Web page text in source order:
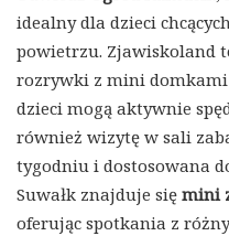
idealny dla dzieci
powietrzu. Zjawiskoland
rozrywki z mini
dzieci mogą aktywnie
również wizytę w sali
tygodniu i dostosowana
Suwałk znajduje się mini
oferując spotkania z